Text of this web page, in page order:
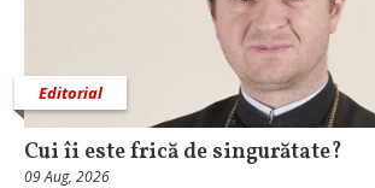
Editorial
Cui îi este frică de singurătate?
09 Aug, 2026